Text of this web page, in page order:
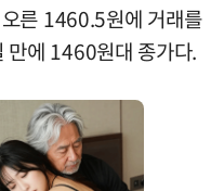
른 1460.5원에 거래를
만에 1460원대 종가다.